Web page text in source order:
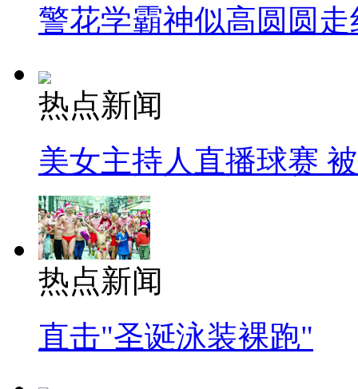
警花学霸神似高圆圆走
热点新闻
美女主持人直播球赛
热点新闻
直击"圣诞泳装裸跑"